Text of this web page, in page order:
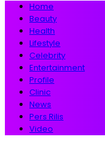
Home
Beauty
Health
Lifestyle
Celebrity
Entertainment
Profile
Clinic
News
Pers Rilis
Video